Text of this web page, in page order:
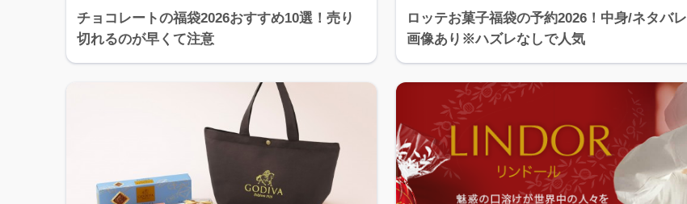
チョコレートの福袋2026おすすめ10選！売り
切れるのが早くて注意
ロッテお菓子福袋の予約2026！中身/ネタバレ
画像あり※ハズレなしで人気